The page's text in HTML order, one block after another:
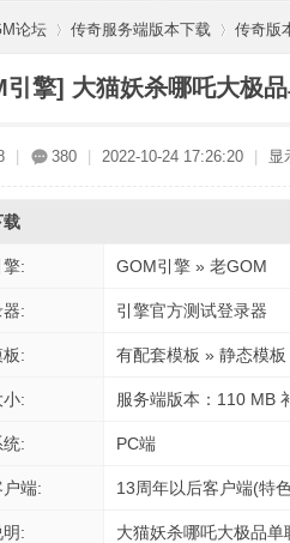
论坛 传奇服务端版本下载 传奇版
引擎] 大猫妖杀哪吒大极
380 2022-10-24 17:26:20 显
载
: GOM引擎 » 老GOM
: 引擎官方测试登录器
板: 有配套模板 » 静态模板
小: 服务端版本：110 MB
: PC端
端: 13周年以后客户端(特
: 大猫妖杀哪吒大极品单